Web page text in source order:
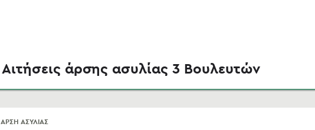
Αιτήσεις άρσης ασυλίας 3 Βουλευτών
ΑΡΣΗ ΑΣΥΛΙΑΣ